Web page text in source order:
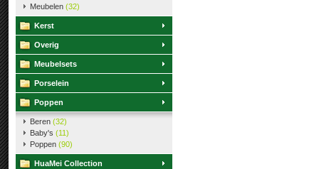
Meubelen (32)
Kerst
Overig
Meubelsets
Porselein
Poppen
Beren (32)
Baby's (11)
Poppen (90)
HuaMei Collection